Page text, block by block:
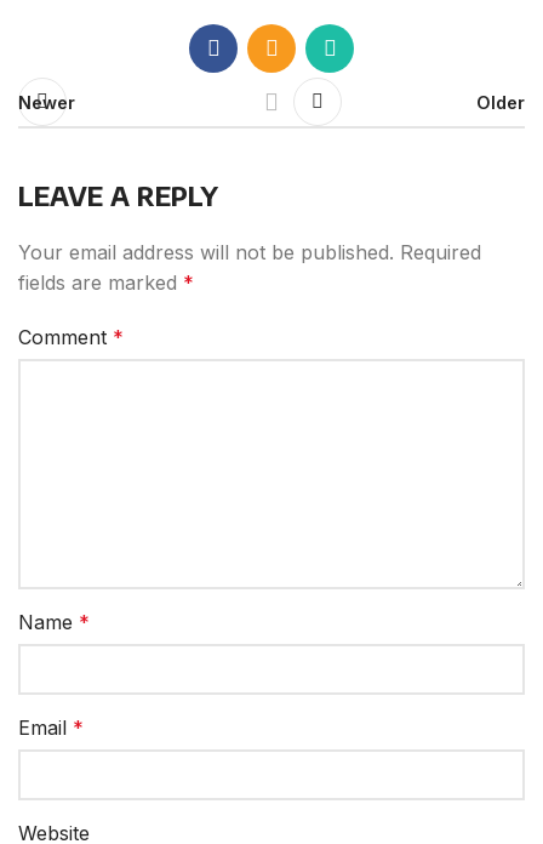
Newer Older
LEAVE A REPLY
Your email address will not be published. Required
fields are marked *
Comment *
Name *
Email *
Website